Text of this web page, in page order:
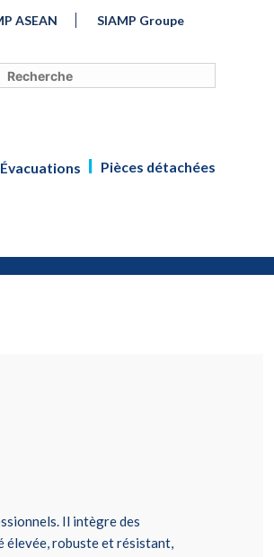
ASEAN SIAMP Groupe
Pièces détachées
Il intègre des
élevée, robuste et résistant,